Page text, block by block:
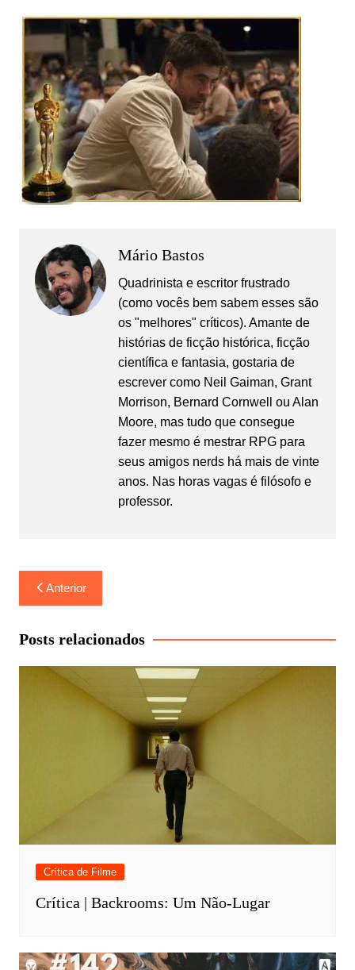
Mário Bastos
Quadrinista e escritor frustrado
(como vocês bem sabem esses são
os "melhores" críticos). Amante de
histórias de ficção histórica, ficção
científica e fantasia, gostaria de
escrever como Neil Gaiman, Grant
Morrison, Bernard Cornwell ou Alan
Moore, mas tudo que consegue
fazer mesmo é mestrar RPG para
seus amigos nerds há mais de vinte
anos. Nas horas vagas é filósofo e
professor.
Navegação
de
Post
Anterior
Posts relacionados
Crítica de Filme
Crítica | Backrooms: Um Não-Lugar